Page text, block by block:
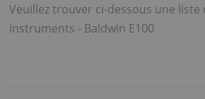
Veuillez trouver ci-dessous une liste
instruments - Baldwin E100